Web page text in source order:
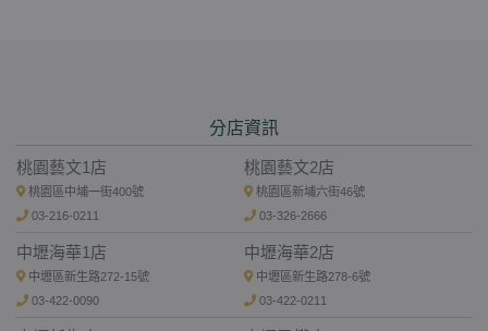
分店資訊
桃園藝文1店
桃園區中埔一街400號
03-216-0211
桃園藝文2店
桃園區新埔六街46號
03-326-2666
中壢海華1店
中壢區新生路272-15號
03-422-0090
中壢海華2店
中壢區新生路278-6號
03-422-0211